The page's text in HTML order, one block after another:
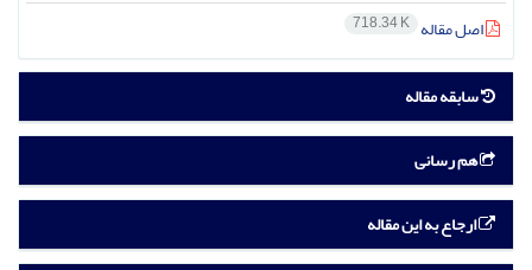
اصل مقاله 718.34 K
سابقه مقاله
هم رسانی
ارجاع به این مقاله